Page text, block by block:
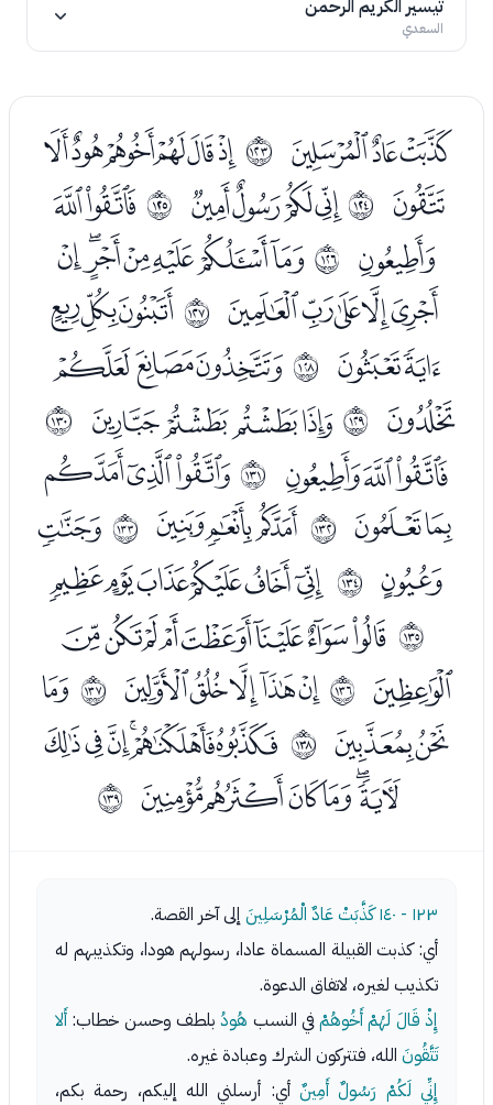
تيسير الكريم الرحمن
السعدي
ﮡﮢﮣ ﱺﮥﮦﮧﮨﮩﮪ
ﮫ ﱻﮭﮮﮯﮰ ﱼ ﯓﯔ
ﯕ ﱽﯗﯘﯙﯚﯛﯜﯝ
ﯞﯟﯠﯡﯢ ﱾ ﯤﯥﯦ
ﯧﯨ ﱿﯪﯫﯬ
ﯭ ﲀﯯﯰﯱﯲ ﲁ
ﯴﯵﯶ ﲂﯸﯹﯺ
ﯻﯼ ﲃ ﯾﯿﰀ ﲄ ﰂ
ﰃ ﲅ ﰅﰆﰇﰈﰉﰊ
ﲆ ﰌﰍﰎﰏﰐﰑﰒﰓ
ﰔ ﲇﭑﭒﭓﭔﭕ ﲈ ﭗ
ﭘﭙ ﲉ ﭛﭜﭝﭞﭟﭠ
ﭡﭢﭣﭤﭥﭦ ﲊ
١٢٣ - ١٤٠ كَذَّبَتْ عَادٌ الْمُرْسَلِينَ إلى آخر القصة.
أي: كذبت القبيلة المسماة عادا، رسولهم هودا، وتكذيبهم له
تكذيب لغيره، لاتفاق الدعوة.
إِذْ قَالَ لَهُمْ أَخُوهُمْفي النسب هُودُبلطف وحسن خطاب: أَلا
تَتَّقُونَ الله، فتتركون الشرك وعبادة غيره.
إِنِّي لَكُمْ رَسُولٌ أَمِينٌ أي: أرسلني الله إليكم، رحمة بكم،